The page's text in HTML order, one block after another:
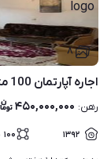
۸
اجاره آپارتمان 100 متری در کترا
رهن: ۴۵۰,۰۰۰,۰۰۰
۱۳۹۲ ۱۰۰